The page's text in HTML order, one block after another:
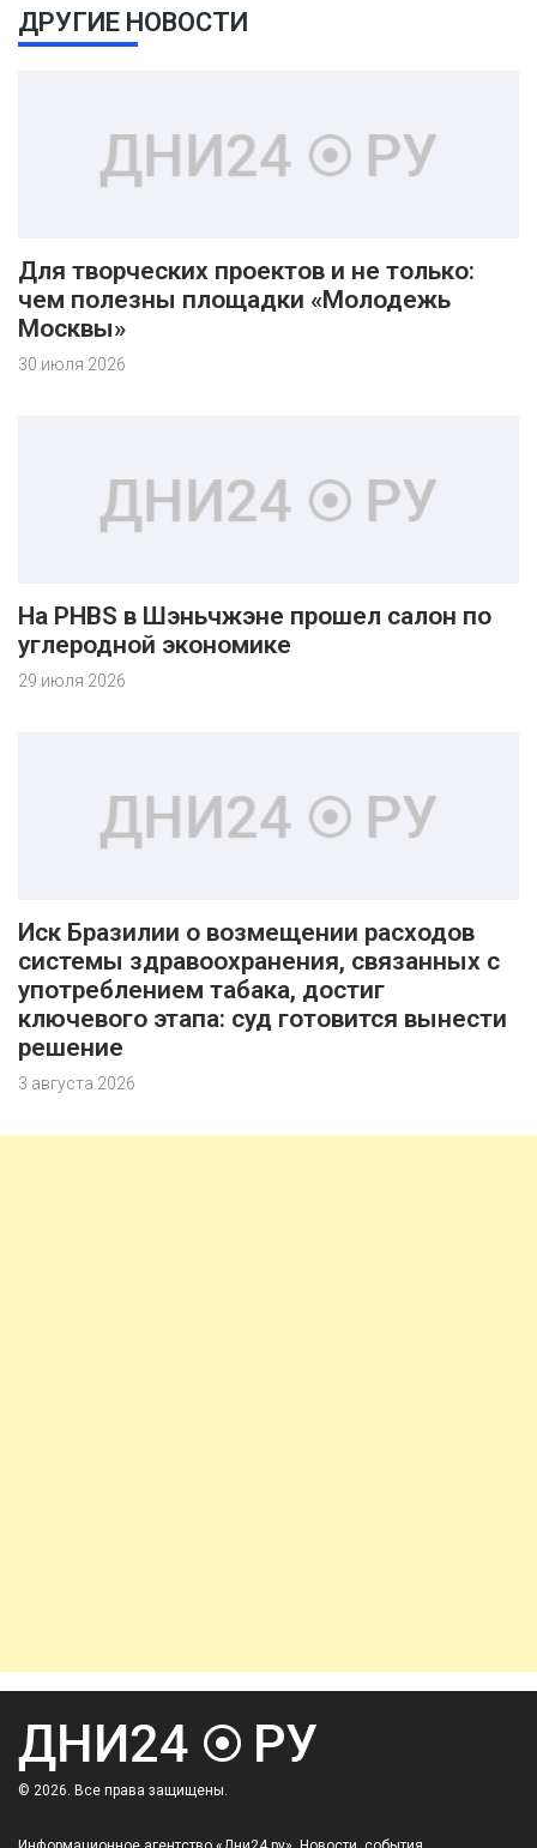
ДРУГИЕ НОВОСТИ
Для творческих проектов и не только:
чем полезны площадки «Молодежь
Москвы»
30 июля 2026
На PHBS в Шэньчжэне прошел салон по
углеродной экономике
29 июля 2026
Иск Бразилии о возмещении расходов
системы здравоохранения, связанных с
употреблением табака, достиг
ключевого этапа: суд готовится вынести
решение
3 августа 2026
© 2026. Все права защищены.